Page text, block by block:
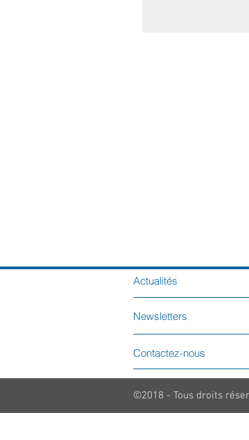
Actualités
Newsletters
Contactez-nous
©2018 - Tous droits